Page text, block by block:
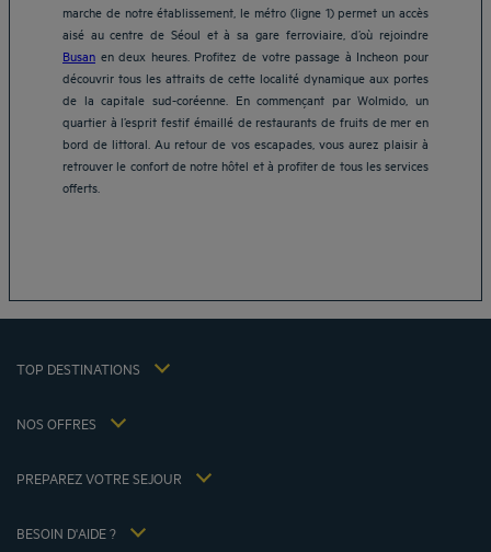
marche de notre établissement, le métro (ligne 1) permet un accès
aisé au centre de Séoul et à sa gare ferroviaire, d’où rejoindre
Busan en deux heures. Profitez de votre passage à Incheon pour
découvrir tous les attraits de cette localité dynamique aux portes
de la capitale sud-coréenne. En commençant par Wolmido, un
quartier à l’esprit festif émaillé de restaurants de fruits de mer en
bord de littoral. Au retour de vos escapades, vous aurez plaisir à
retrouver le confort de notre hôtel et à profiter de tous les services
offerts.
TOP DESTINATIONS
Hôtels Aix-les-Bains
Hôtels Marseille
Hôtels Strasbourg
Hôtels Pornic
Hôtels Bangkok
Hôtels Saint-Malo
NOS OFFRES
Offre évasion petit-déjeuner inclus
PREPAREZ VOTRE SEJOUR
Ma réservation
Hôtels et Inspirations
BESOIN D'AIDE ?
FAQ
Politique des données personnelles
Conditions générales d'utilisation Flavours Instant Benefit
Politiques de taxes 2023
Politiques de taxes 2021
Louvre Hotels Group